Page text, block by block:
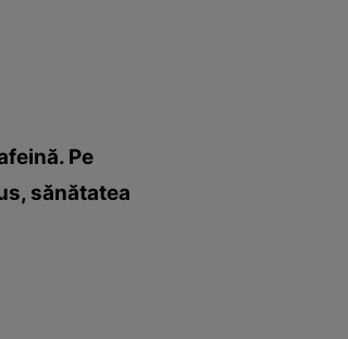
Pe
sănătatea